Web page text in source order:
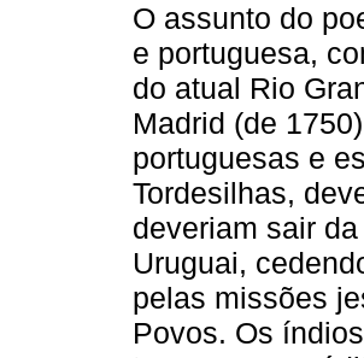
O assunto do
e portuguesa,
do atual Rio
Madrid (de
portuguesas e
Tordesilhas,
deveriam sair
Uruguai,
pelas missões
Povos. Os